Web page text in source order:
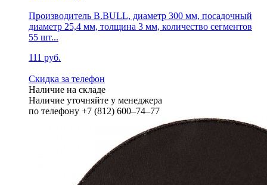
Производитель B.BULL, диаметр 300 мм, посадочный
диаметр 25,4 мм, толщина 3 мм, количество сегментов
55 шт...
111 руб.
Скидка за телефон
Наличие на складе
Наличие уточняйте у менеджера
по телефону +7 (812) 600–74–77